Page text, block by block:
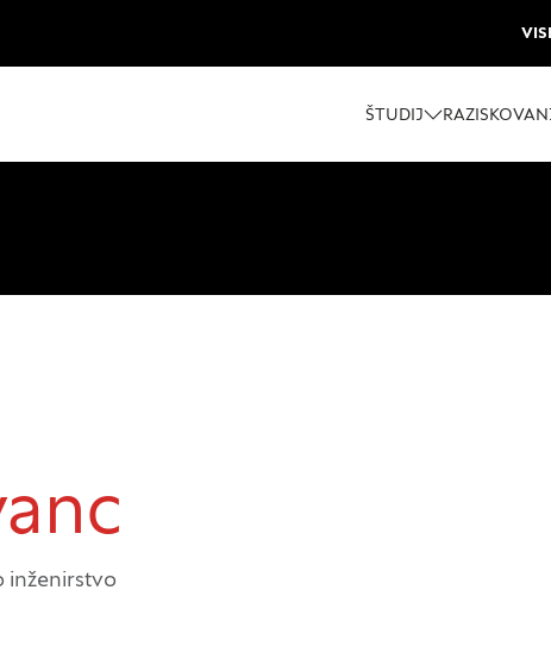
VIS
ŠTUDIJ
inženirstvo
Te informacije se lahko navezujejo na vas, vaše
spletno mesto deluje v skladu z vašimi pričakovanji. Te
Nekatere vrste piškotkov lahko zavrnete. Klikajte različna